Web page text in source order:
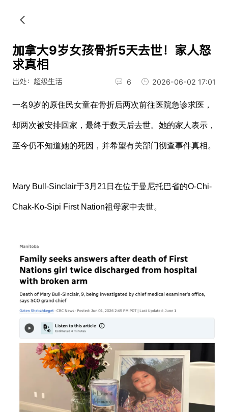
加拿大9岁女孩骨折5天去世！家人怒
求真相
出处：超级生活 6 2026-06-02 17:01
一名9岁的原住民女童在骨折后两次前往医院急诊求医，
却两次被安排回家，最终于数天后去世。她的家人表示，
至今仍不知道她的死因，并希望有关部门彻查事件真相。
Mary Bull-Sinclair于3月21日在位于曼尼托巴省的O-Chi-
Chak-Ko-Sipi First Nation祖母家中去世。